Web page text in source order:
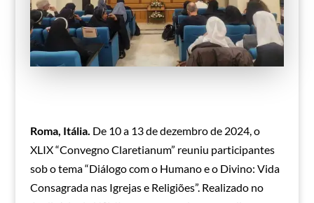
Roma, Itália. De 10 a 13 de dezembro de 2024, o
XLIX “Convegno Claretianum” reuniu participantes
sob o tema “Diálogo com o Humano e o Divino: Vida
Consagrada nas Igrejas e Religiões”. Realizado no